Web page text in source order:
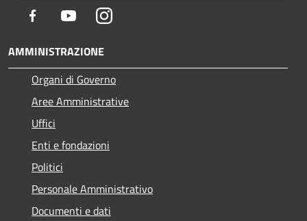
Facebook YoutubeInstagram
AMMINISTRAZIONE
Organi di Governo
Aree Amministrative
Uffici
Enti e fondazioni
Politici
Personale Amministrativo
Documenti e dati